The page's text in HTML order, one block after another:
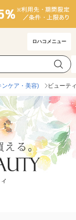
ロハコメニュー
ンケア・美容) ビューテ